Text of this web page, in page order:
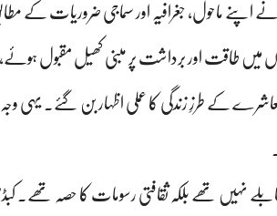
نے اپنے ماحول، جغرافیہ اور سماجی ضروریات کے
میں طاقت اور برداشت پر مبنی کھیل مقبول ہوئے،
کے طرزِ زندگی کا عملی اظہار بن گئے۔ یہی
نہیں تھے بلکہ ثقافتی رسومات کا حصہ تھے۔